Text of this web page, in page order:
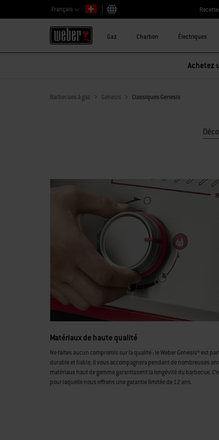
Français
Choisir un pays
Gaz Charbon Électriques
Achetez
Barbecues à gaz Genesis Classiques Genesis
Matériaux de haute qualité
Ne faites aucun compromis sur la qualité : le Weber Genesis® est
durable et fiable, il vous accompagnera pendant de nombreuses
matériaux haut de gamme garantissent la longévité du barbecue.
pour laquelle nous offrons une garantie limitée de 12 ans.